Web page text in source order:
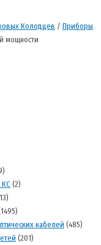
Колодцев / Приборы
мощности
(2)
кабелей (485)
(201)